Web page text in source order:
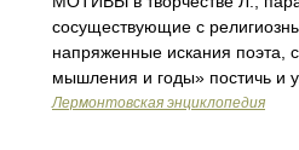
сосуществующие с
напряженные искания поэта,
мышления и годы» постичь и
Лермонтовская энциклопедия